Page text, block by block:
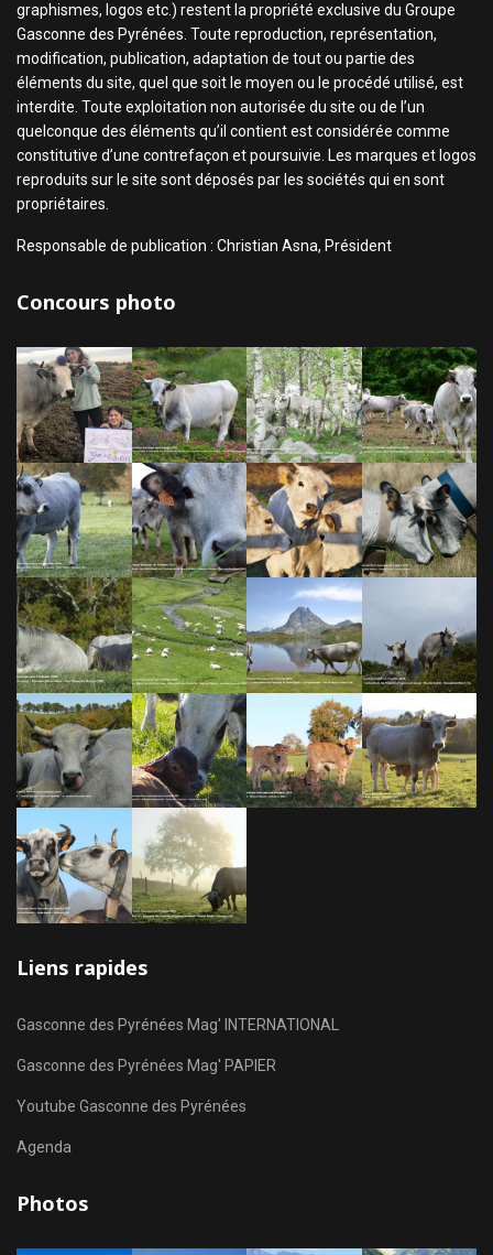
graphismes, logos etc.) restent la propriété exclusive du Groupe
Gasconne des Pyrénées. Toute reproduction, représentation,
modification, publication, adaptation de tout ou partie des
éléments du site, quel que soit le moyen ou le procédé utilisé, est
interdite. Toute exploitation non autorisée du site ou de l’un
quelconque des éléments qu’il contient est considérée comme
constitutive d’une contrefaçon et poursuivie. Les marques et logos
reproduits sur le site sont déposés par les sociétés qui en sont
propriétaires.
Responsable de publication : Christian Asna, Président
Concours photo
Liens rapides
Gasconne des Pyrénées Mag' INTERNATIONAL
Gasconne des Pyrénées Mag' PAPIER
Youtube Gasconne des Pyrénées
Agenda
Photos